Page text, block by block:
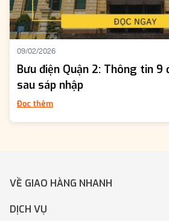
09/02/2026
Bưu điện Quận 2: Thông tin 9
sau sáp nhập
Đọc thêm
VỀ GIAO HÀNG NHANH
DỊCH VỤ